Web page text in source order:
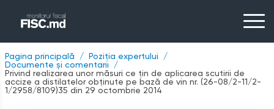
Pagina principală
Poziția expertului
Documente și comentarii
Privind realizarea unor măsuri ce țin de aplicarea scutirii de
accize a distilatelor obținute pe bază de vin nr. (26-08/2-11/2-
1/2958/8109)35 din 29 octombrie 2014